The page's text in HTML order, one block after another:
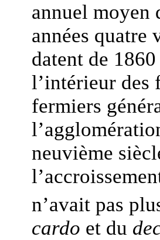
annuel moyen
années quatre
datent de
l’intérieur des
fermiers
neuvième
n’avait pas
cardo et du